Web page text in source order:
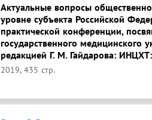
Актуальные вопросы
уровне субъекта Российской
практической конференции,
государственного медицинского
редакцией Г. М. Гайдарова:
2019, 435 стр.